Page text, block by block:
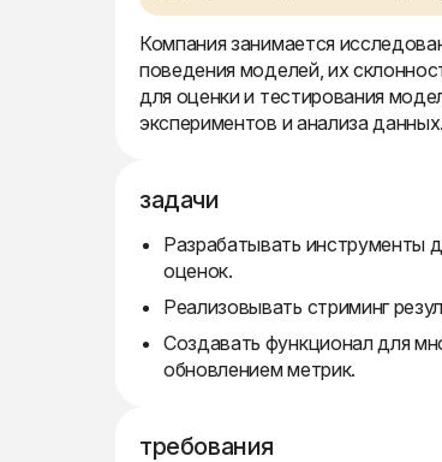
Компания занимается
поведения моделей, их
для оценки и тестирования
экспериментов и анализа данных.
задачи
Разрабатывать инструменты
оценок.
Реализовывать стриминг
Создавать функционал для
обновлением метрик.
требования